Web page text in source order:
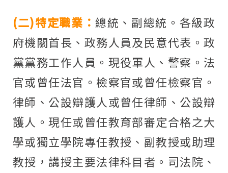
(二)特定職業：總統、副總統。各級政
府機關首長、政務人員及民意代表。政
黨黨務工作人員。現役軍人、警察。法
官或曾任法官。檢察官或曾任檢察官。
律師、公設辯護人或曾任律師、公設辯
護人。現任或曾任教育部審定合格之大
學或獨立學院專任教授、副教授或助理
教授，講授主要法律科目者。司法院、